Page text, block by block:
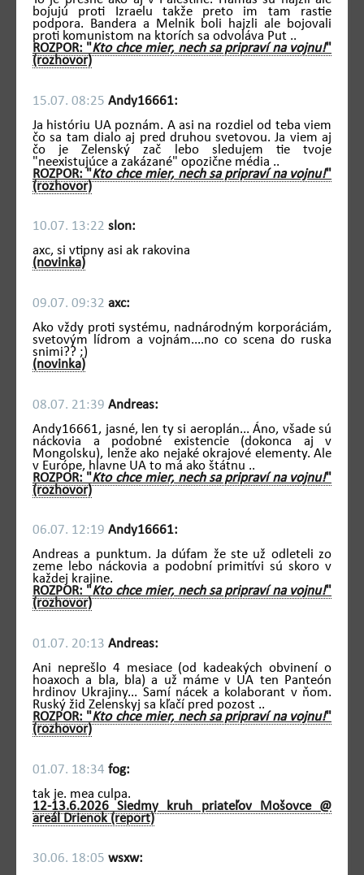
bojujú proti Izraelu takže preto im tam rastie
podpora. Bandera a Melnik boli hajzli ale bojovali
proti komunistom na ktorích sa odvoláva Put ..
ROZPOR: "Kto chce mier, nech sa pripraví na vojnu!"
(rozhovor)
15.07. 08:25 Andy16661:
Ja históriu UA poznám. A asi na rozdiel od teba viem
čo sa tam dialo aj pred druhou svetovou. Ja viem aj
čo je Zelenský zač lebo sledujem tie tvoje
"neexistujúce a zakázané" opozične média ..
ROZPOR: "Kto chce mier, nech sa pripraví na vojnu!"
(rozhovor)
10.07. 13:22 slon:
axc, si vtipny asi ak rakovina
(novinka)
09.07. 09:32 axc:
Ako vždy proti systému, nadnárodným korporáciám,
svetovým lídrom a vojnám....no co scena do ruska
snimi?? ;)
(novinka)
08.07. 21:39 Andreas:
Andy16661, jasné, len ty si aeroplán... Áno, všade sú
náckovia a podobné existencie (dokonca aj v
Mongolsku), lenže ako nejaké okrajové elementy. Ale
v Európe, hlavne UA to má ako štátnu ..
ROZPOR: "Kto chce mier, nech sa pripraví na vojnu!"
(rozhovor)
06.07. 12:19 Andy16661:
Andreas a punktum. Ja dúfam že ste už odleteli zo
zeme lebo náckovia a podobní primitívi sú skoro v
každej krajine.
ROZPOR: "Kto chce mier, nech sa pripraví na vojnu!"
(rozhovor)
01.07. 20:13 Andreas:
Ani neprešlo 4 mesiace (od kadeakých obvinení o
hoaxoch a bla, bla) a už máme v UA ten Panteón
hrdinov Ukrajiny... Samí nácek a kolaborant v ňom.
Ruský žid Zelenskyj sa kľačí pred pozost ..
ROZPOR: "Kto chce mier, nech sa pripraví na vojnu!"
(rozhovor)
01.07. 18:34 fog:
tak je. mea culpa.
12-13.6.2026 Siedmy kruh priateľov Mošovce @
areál Drienok (report)
30.06. 18:05 wsxw: